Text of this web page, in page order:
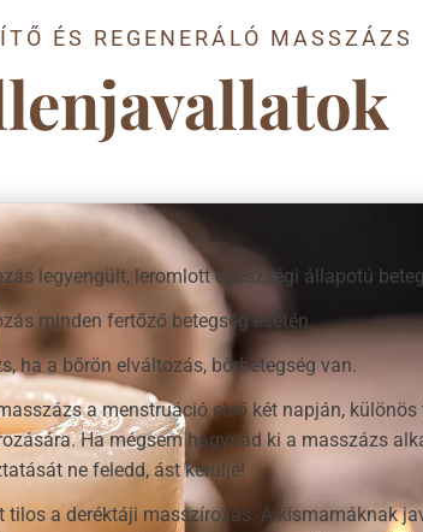
ÉS REGENERÁLÓ MASSZÁZS
legyengült, leromlott egészségi állapotú
minden fertőző betegség esetén.
ha a bőrön elváltozás, bőrbetegség van.
a menstruáció első két napján, különös
Ha mégsem hagynád ki a masszázs
ne feledd, ást kerülje!
tilos a deréktáji masszírozás. A kismamáknak